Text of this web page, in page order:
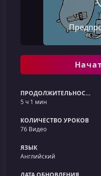
ПРОДОЛЖИТЕЛЬНОСТЬ
5 ч 1 мин
КОЛИЧЕСТВО УРОКОВ
76 Видео
ЯЗЫК
Английский